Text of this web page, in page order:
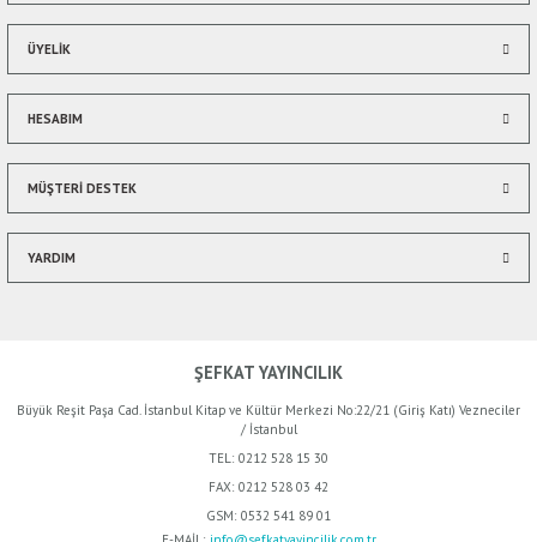
ÜYELİK
HESABIM
MÜŞTERİ DESTEK
YARDIM
ŞEFKAT YAYINCILIK
Büyük Reşit Paşa Cad. İstanbul Kitap ve Kültür Merkezi No:22/21 (Giriş Katı) Vezneciler
/ İstanbul
TEL: 0212 528 15 30
FAX: 0212 528 03 42
GSM: 0532 541 89 01